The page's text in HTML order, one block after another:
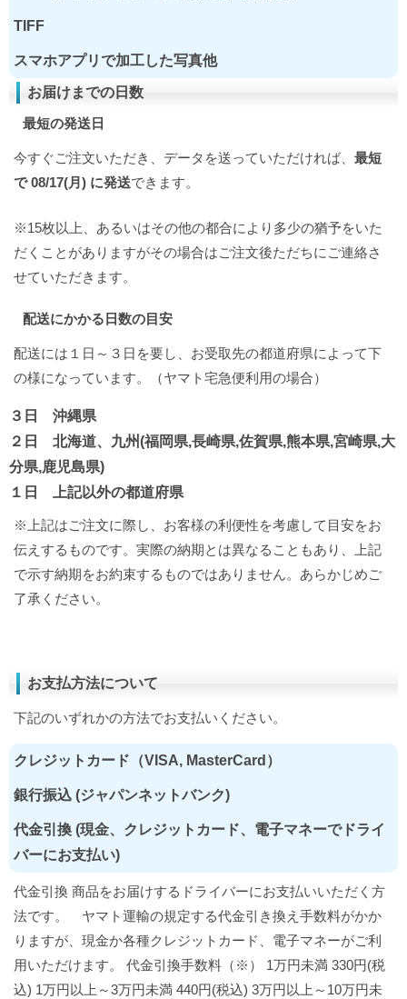
TIFF
スマホアプリで加工した写真他
お届けまでの日数
最短の発送日
今すぐご注文いただき、データを送っていただければ、 最短
で 08/17(月) に発送できます。
※15枚以上、あるいはその他の都合により多少の猶予をいた
だくことがありますがその場合はご注文後ただちにご連絡さ
せていただきます。
配送にかかる日数の目安
配送には１日～３日を要し、お受取先の都道府県によって下
の様になっています。（ヤマト宅急便利用の場合）
３日 沖縄県
２日 北海道、九州(福岡県,長崎県,佐賀県,熊本県,宮崎県,大
分県,鹿児島県)
１日 上記以外の都道府県
※上記はご注文に際し、お客様の利便性を考慮して目安をお
伝えするものです。実際の納期とは異なることもあり、上記
で示す納期をお約束するものではありません。あらかじめご
了承ください。
お支払方法について
下記のいずれかの方法でお支払いください。
クレジットカード（VISA, MasterCard）
銀行振込 (ジャパンネットバンク)
代金引換 (現金、クレジットカード、電子マネーでドライ
バーにお支払い)
代金引換 商品をお届けするドライバーにお支払いいただく方
法です。 ヤマト運輸の規定する代金引き換え手数料がかか
りますが、現金か各種クレジットカード、電子マネーがご利
用いただけます。 代金引換手数料（※） 1万円未満 330円(税
込) 1万円以上～3万円未満 440円(税込) 3万円以上～10万円未